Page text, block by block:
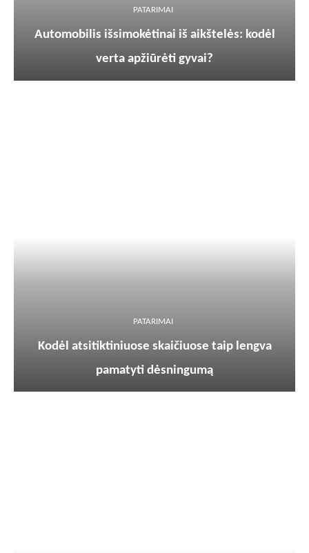
PATARIMAI
Automobilis išsimokėtinai iš aikštelės: kodėl
verta apžiūrėti gyvai?
PATARIMAI
Kodėl atsitiktiniuose skaičiuose taip lengva
pamatyti dėsningumą